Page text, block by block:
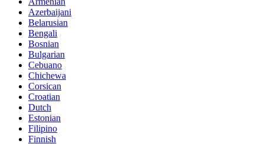
Azerbaijani
Belarusian
Bengali
Bosnian
Bulgarian
Cebuano
Chichewa
Corsican
Croatian
Dutch
Estonian
Filipino
Finnish